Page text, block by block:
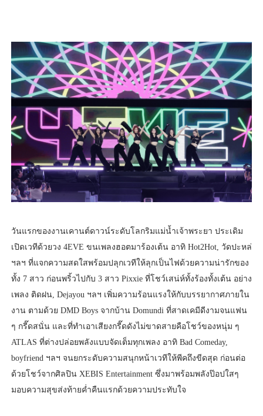
วันแรกของงานเคานต์ดาวน์ระดับโลกริมแม่น้ำเจ้าพระยา ประเดิม
เปิดเวทีด้วยวง 4EVE ขนเพลงฮอตมาร้องเต้น อาทิ Hot2Hot, วัดปะหล่
ฯลฯ ที่แจกความสดใสพร้อมปลุกเวทีให้ลุกเป็นไฟด้วยความน่ารักของ
ทั้ง 7 สาว ก่อนพริ้วไปกับ 3 สาว Pixxie ที่โชว์เสน่ห์ทั้งร้องทั้งเต้น อย่าง
เพลง ติดฝน, Dejayou ฯลฯ เพิ่มความร้อนแรงให้กับบรรยากาศภายใน
งาน ตามด้วย DMD Boys จากบ้าน Domundi ที่สาดเคมีดีงามจนแฟน
ๆ กรี๊ดสนั่น และที่ทำเอาเสียงกรี๊ดดังไม่ขาดสายคือโชว์ของหนุ่ม ๆ
ATLAS ที่ต่างปล่อยพลังแบบจัดเต็มทุกเพลง อาทิ Bad Comeday,
boyfriend ฯลฯ จนยกระดับความสนุกหน้าเวทีให้พีคถึงขีดสุด ก่อนต่อ
ด้วยโชว์จากศิลปิน XEBIS Entertainment ซึ่งมาพร้อมพลังป๊อปใสๆ
มอบความสุขส่งท้ายค่ำคืนแรกด้วยความประทับใจ